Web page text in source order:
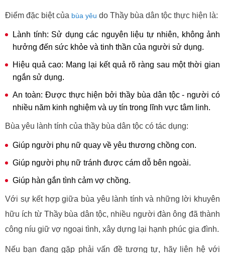
Điểm đặc biệt của bùa yêu do Thầy bùa dân tộc thực hiện là:
Lành tính: Sử dụng các nguyên liệu tự nhiên, không ảnh
hưởng đến sức khỏe và tinh thần của người sử dụng.
Hiệu quả cao: Mang lại kết quả rõ ràng sau một thời gian
ngắn sử dụng.
An toàn: Được thực hiện bởi thầy bùa dân tộc - người có
nhiều năm kinh nghiệm và uy tín trong lĩnh vực tâm linh.
Bùa yêu lành tính của thầy bùa dân tộc có tác dụng:
Giúp người phụ nữ quay về yêu thương chồng con.
Giúp người phụ nữ tránh được cám dỗ bên ngoài.
Giúp hàn gắn tình cảm vợ chồng.
Với sự kết hợp giữa bùa yêu lành tính và những lời khuyên
hữu ích từ Thầy bùa dân tộc, nhiều người đàn ông đã thành
công níu giữ vợ ngoại tình, xây dựng lại hạnh phúc gia đình.
Nếu bạn đang gặp phải vấn đề tương tự, hãy liên hệ với